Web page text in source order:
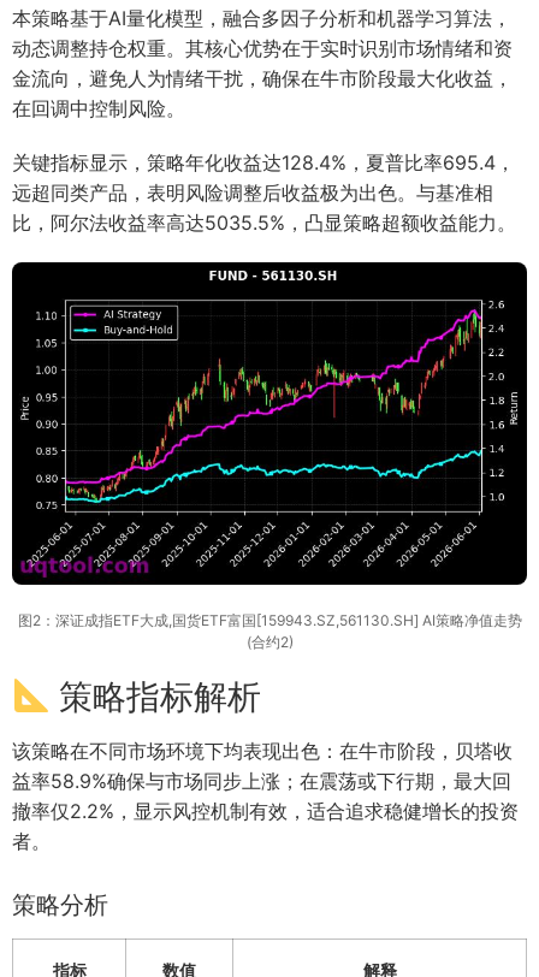
本策略基于AI量化模型，融合多因子分析和机器学习算法，
动态调整持仓权重。其核心优势在于实时识别市场情绪和资
金流向，避免人为情绪干扰，确保在牛市阶段最大化收益，
在回调中控制风险。
关键指标显示，策略年化收益达128.4%，夏普比率695.4，
远超同类产品，表明风险调整后收益极为出色。与基准相
比，阿尔法收益率高达5035.5%，凸显策略超额收益能力。
图2：深证成指ETF大成,国货ETF富国[159943.SZ,561130.SH] AI策略净值走势
(合约2)
策略指标解析
该策略在不同市场环境下均表现出色：在牛市阶段，贝塔收
益率58.9%确保与市场同步上涨；在震荡或下行期，最大回
撤率仅2.2%，显示风控机制有效，适合追求稳健增长的投资
者。
策略分析
指标 数值 解释